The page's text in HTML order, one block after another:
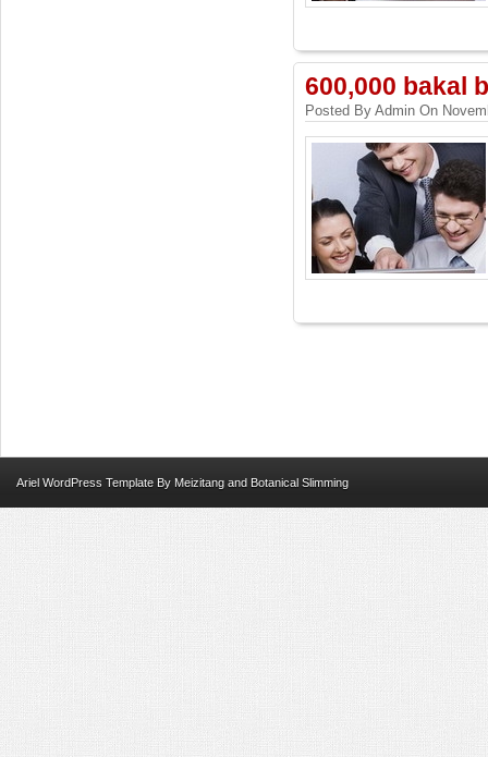
600,000 bakal
Posted By Admin On
Ariel WordPress Template By Meizitang and Botanical Slimming